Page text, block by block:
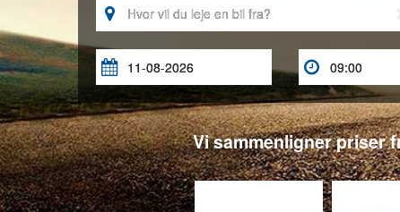

 
Vi sammenligner priser